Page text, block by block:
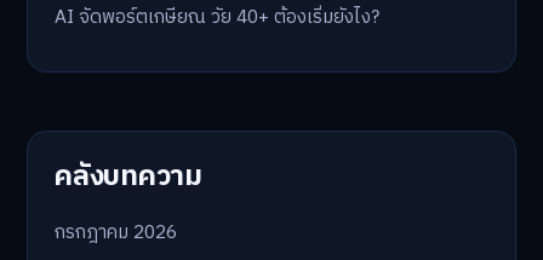
AI จัดพอร์ตเกษียณ วัย 40+ ต้องเริ่มยังไง?
คลังบทความ
กรกฎาคม 2026